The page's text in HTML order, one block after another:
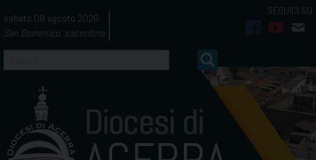
to
content
sabato 08 agosto 2026
San Domenico, sacerdote